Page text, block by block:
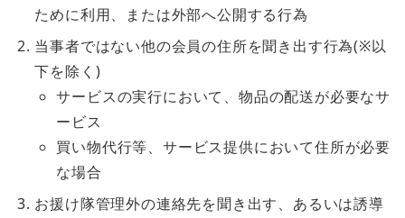
ために利用、または外部へ公開する行為
当事者ではない他の会員の住所を聞き出す行為(※以
下を除く)
サービスの実行において、物品の配送が必要なサ
ービス
買い物代行等、サービス提供において住所が必要
な場合
お援け隊管理外の連絡先を聞き出す、あるいは誘導